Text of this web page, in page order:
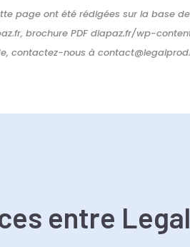
page ont été rédigées sur la base
brochure PDF diapaz.fr/wp-
contactez-nous à
entre